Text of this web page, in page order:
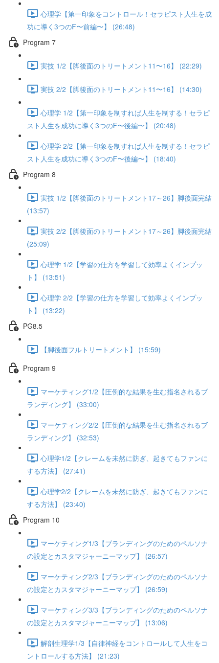
心理学【第一印象をコントロール！セラピスト人生を成
功に導く3つのF〜前編〜】 (26:48)
Program 7
実技 1/2【脚後面のトリートメント11〜16】 (22:29)
実技 2/2【脚後面のトリートメント11〜16】 (14:30)
心理学 1/2【第一印象を制すれば人生を制する！セラピ
スト人生を成功に導く3つのF〜後編〜】 (20:48)
心理学 2/2【第一印象を制すれば人生を制する！セラピ
スト人生を成功に導く3つのF〜後編〜】 (18:40)
Program 8
実技 1/2【脚後面のトリートメント17～26】脚後面完結
(13:57)
実技 2/2【脚後面のトリートメント17～26】脚後面完結
(25:09)
心理学 1/2【学習の仕方を学習して効率よくインプッ
ト】 (13:51)
心理学 2/2【学習の仕方を学習して効率よくインプッ
ト】 (13:22)
PG8.5
【脚後面フルトリートメント】 (15:59)
Program 9
マーケティング1/2【圧倒的な結果を生む指名されるブ
ランディング】 (33:00)
マーケティング2/2【圧倒的な結果を生む指名されるブ
ランディング】 (32:53)
心理学1/2【クレームを未然に防ぎ、起きてもファンに
する方法】 (27:41)
心理学2/2【クレームを未然に防ぎ、起きてもファンに
する方法】 (23:40)
Program 10
マーケティング1/3【ブランディングのためのペルソナ
の設定とカスタマジャーニーマップ】 (26:57)
マーケティング2/3【ブランディングのためのペルソナ
の設定とカスタマジャーニーマップ】 (26:59)
マーケティング3/3【ブランディングのためのペルソナ
の設定とカスタマジャーニーマップ】 (13:06)
解剖生理学1/3【自律神経をコントロールして人生をコ
ントロールする方法】 (21:23)